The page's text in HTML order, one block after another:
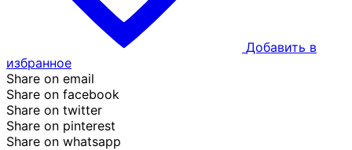
Добавить в
избранное
Share on email
Share on facebook
Share on twitter
Share on pinterest
Share on whatsapp